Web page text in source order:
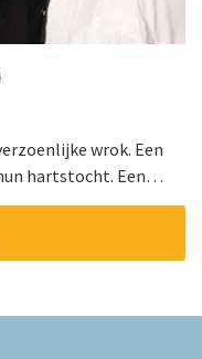
wrok. Een
hartstocht. Een
wereldberoemde